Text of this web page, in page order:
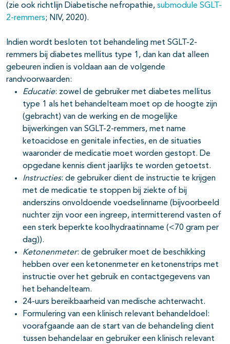
(zie ook richtlijn Diabetische nefropathie, submodule SGLT-
2-remmers; NIV, 2020).
Indien wordt besloten tot behandeling met SGLT-2-
remmers bij diabetes mellitus type 1, dan kan dat alleen
gebeuren indien is voldaan aan de volgende
randvoorwaarden:
Educatie: zowel de gebruiker met diabetes mellitus
type 1 als het behandelteam moet op de hoogte zijn
(gebracht) van de werking en de mogelijke
bijwerkingen van SGLT-2-remmers, met name
ketoacidose en genitale infecties, en de situaties
waaronder de medicatie moet worden gestopt. De
opgedane kennis dient jaarlijks te worden getoetst.
Instructies: de gebruiker dient de instructie te krijgen
met de medicatie te stoppen bij ziekte of bij
anderszins onvoldoende voedselinname (bijvoorbeeld
nuchter zijn voor een ingreep, intermitterend vasten of
een sterk beperkte koolhydraatinname (<70 gram per
dag)).
Ketonenmeter: de gebruiker moet de beschikking
hebben over een ketonenmeter en ketonenstrips met
instructie over het gebruik en contactgegevens van
het behandelteam.
24-uurs bereikbaarheid van medische achterwacht.
Formulering van een klinisch relevant behandeldoel:
voorafgaande aan de start van de behandeling dient
tussen behandelaar en gebruiker een klinisch relevant